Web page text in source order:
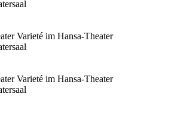
Varieté im Hansa-Theater
Varieté im Hansa-Theater